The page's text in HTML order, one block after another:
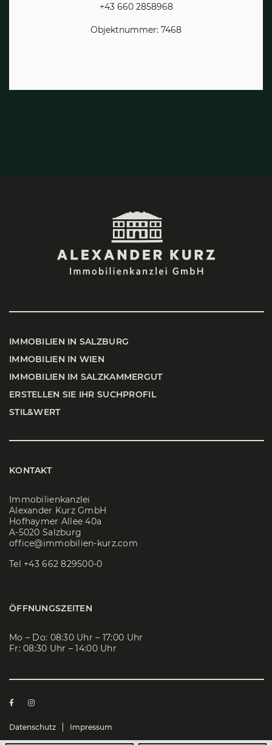
+43 660 2858968
Objektnummer: 7468
IMMO­BI­LI­EN IN SALZ­BURG
IMMO­BI­LI­EN IN WIEN
IMMO­BI­LI­EN IM SALZ­KAM­MER­GUT
ERSTEL­LEN SIE IHR SUCH­PRO­FIL
STIL&WERT
KONTAKT
Immobilienkanzlei
Alexander Kurz GmbH
Hofhaymer Allee 40a
A-5020 Salzburg
office@immobilien-kurz.com
Tel +43 662 829500-0
ÖFFNUNGSZEITEN
Mo – Do: 08:30 Uhr – 17:00 Uhr
Fr: 08:30 Uhr – 14:00 Uhr
Datenschutz Impressum